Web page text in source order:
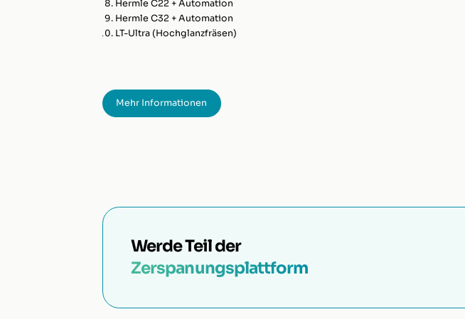
Hermle C22 + Automation
Hermle C32 + Automation
LT-Ultra (Hochglanzfräsen)
Mehr Informationen
Werde Teil der
Zerspanungsplattform